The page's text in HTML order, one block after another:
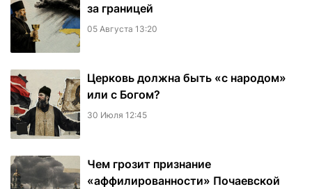
за границей
05 Августа 13:20
Церковь должна быть «с народом»
или с Богом?
30 Июля 12:45
Чем грозит признание
«аффилированности» Почаевской